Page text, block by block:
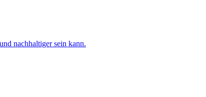
nachhaltiger sein kann.